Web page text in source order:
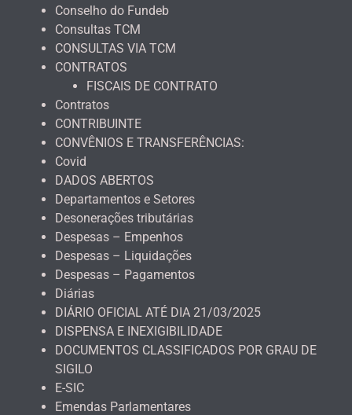
Conselho do Fundeb
Consultas TCM
CONSULTAS VIA TCM
CONTRATOS
FISCAIS DE CONTRATO
Contratos
CONTRIBUINTE
CONVÊNIOS E TRANSFERÊNCIAS:
Covid
DADOS ABERTOS
Departamentos e Setores
Desonerações tributárias
Despesas – Empenhos
Despesas – Liquidações
Despesas – Pagamentos
Diárias
DIÁRIO OFICIAL ATÉ DIA 21/03/2025
DISPENSA E INEXIGIBILIDADE
DOCUMENTOS CLASSIFICADOS POR GRAU DE
SIGILO
E-SIC
Emendas Parlamentares